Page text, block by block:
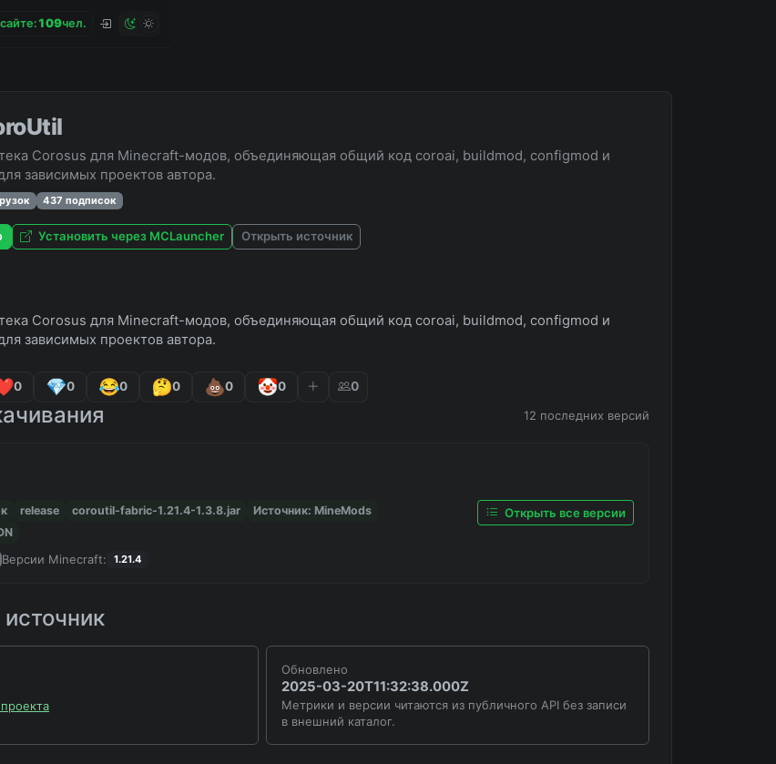
109чел.
Corosus для Minecraft-модов, объединяющая общий код coroai, buildmod, configmod и
зависимых проектов автора.
437 подписок
Установить через MCLauncher Открыть источник
Corosus для Minecraft-модов, объединяющая общий код coroai, buildmod, configmod и
зависимых проектов автора.
0 0 0 0 0 0 0
12 последних версий
release coroutil-fabric-1.21.4-1.3.8.jar
Источник: MineMods
Версии Minecraft: 1.21.4
Открыть все версии
Обновлено
2025-03-20T11:32:38.000Z
Метрики и версии читаются из публичного API без записи
в внешний каталог.